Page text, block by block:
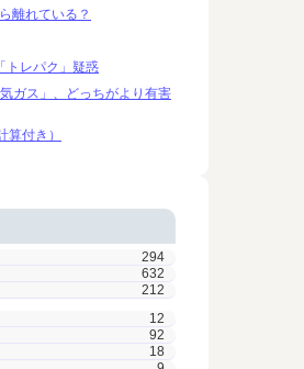
離れている？
トレパク」疑惑
ガス」、どっちがより有害
付き）
294
632
212
12
92
18